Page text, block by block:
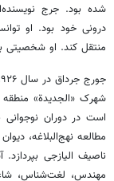
شده بود. جرج
درونی خود بود. او
منتقل کند. او شخصیتی
شهرک «الجدیدة»
است در دوران
مطالعه نهج‌البلاغه،
ناصیف الیازجی